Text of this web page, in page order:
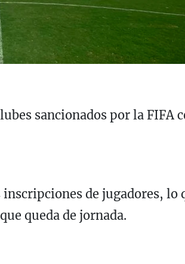
sancionados por la FIFA
de jugadores, lo
queda de jornada.